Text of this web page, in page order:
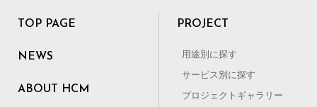
TOP PAGE
NEWS
ABOUT HCM
PROJECT
用途別に探す
サービス別に探す
プロジェクトギャラリー